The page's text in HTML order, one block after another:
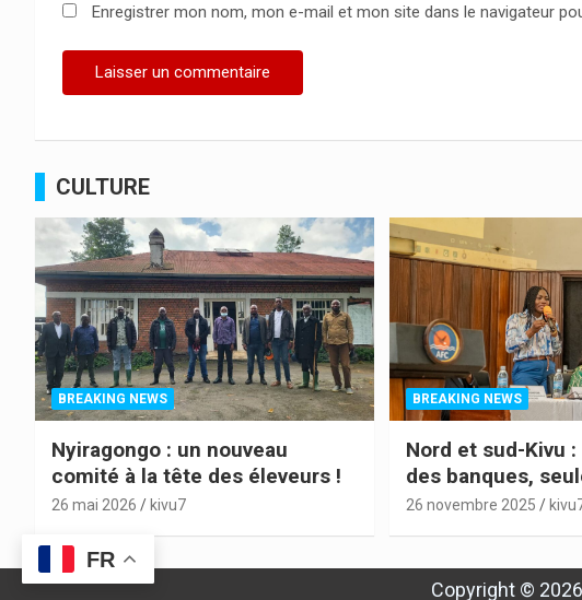
Enregistrer mon nom, mon e-mail et mon site dans le navigateur
CULTURE
BREAKING NEWS
Nyiragongo : un nouveau
comité à la tête des éleveurs !
26 mai 2026 kivu7
BREAKING NEWS
Nord et sud-Kivu
des banques,
urgence
26 novembre 2025
Copyright © 2026
FR